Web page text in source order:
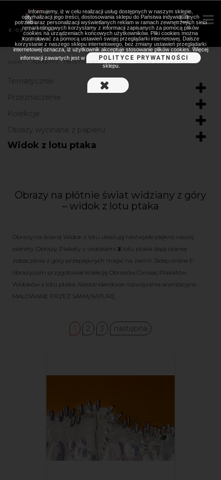
PLAKATY > TEMATYCZNIE
Tematycznie
Przeznaczenie
Kolekcje
Obrazy wycinane z papieru
Widok z lotu ptaka
Obrazy na płótnie świat widziany z góry
– widok z lotu ptaka
Obrazy na ścianę Widok z lotu ukazują niezwykłe piękno naszej
planety. Obrazy, Plakaty z widokami z lotu ptaka dają szansę
zobaczenia z góry przepięknych miejsc na ziemi!. Sklep online E-
obrazy.com przygotował kolekcję Obrazów Canvas, Plakatów
Widoków z lotu ptaka. Niestandardowe rozwiązania aranżacyjne
MALOWANE PRZEZ SAMĄ NATURĘ.
1 2 3 następna
Informujemy, iż w celu realizacji usług dostępnych w naszym sklepie,
optymalizacji jego treści, dostosowania sklepu do Państwa indywidualnych
potrzeb oraz personalizacji wyświetlanych reklam w ramach zewnętrznych sieci
remarketingowych korzystamy z informacji zapisanych za pomocą plików
cookies na urządzeniach końcowych użytkowników. Pliki cookies można
kontrolować za pomocą ustawień swojej przeglądarki internetowej. Dalsze
korzystanie z naszego sklepu internetowego, bez zmiany ustawień przeglądarki
internetowej oznacza, iż użytkownik akceptuje stosowanie plików cookies. Więcej
informacji zawartych jest w
POLITYCE PRYWATNOŚCI
sklepu.